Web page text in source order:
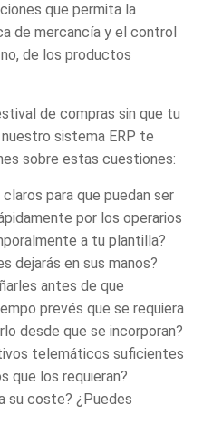
que permita la
de mercancía y el control
de los productos
de compras sin que tu
sistema ERP te
sobre estas cuestiones:
para que puedan ser
por los operarios
a tu plantilla?
dejarás en sus manos?
antes de que
prevés que se requiera
desde que se incorporan?
telemáticos suficientes
que los requieran?
su coste? ¿Puedes